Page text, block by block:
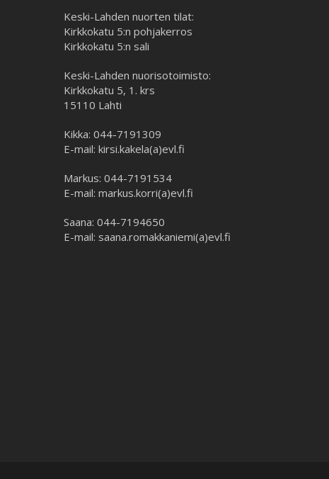
Keski-Lahden nuorten tilat:
Kirkkokatu 5:n pohjakerros
Kirkkokatu 5:n sali
Keski-Lahden nuorisotoimisto:
Kirkkokatu 5, 1. krs
15110 Lahti
Kikka: 044-7191309
E-mail: kirsi.kakela(a)evl.fi
Markus: 044-7191534
E-mail: markus.korri(a)evl.fi
Saana: 044-7194650
E-mail: saana.romakkaniemi(a)evl.fi